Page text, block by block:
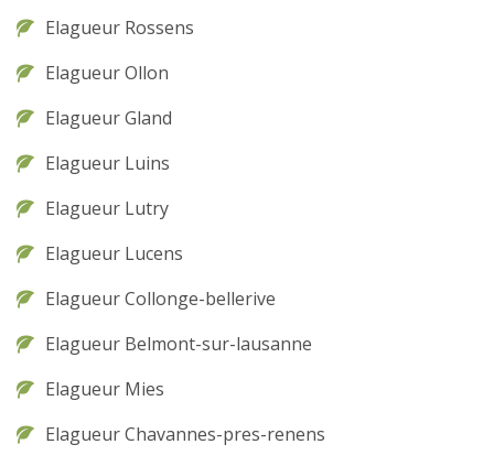
Elagueur Rossens
Elagueur Ollon
Elagueur Gland
Elagueur Luins
Elagueur Lutry
Elagueur Lucens
Elagueur Collonge-bellerive
Elagueur Belmont-sur-lausanne
Elagueur Mies
Elagueur Chavannes-pres-renens